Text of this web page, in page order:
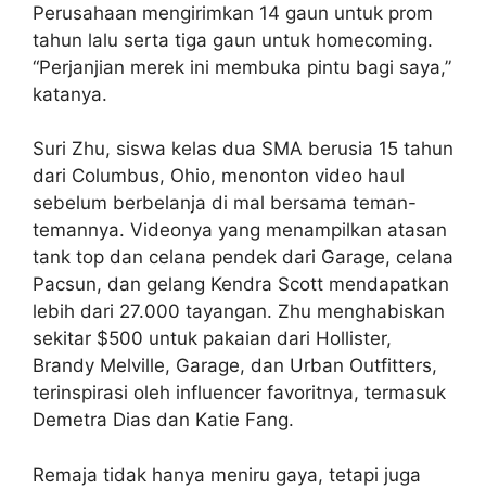
Perusahaan mengirimkan 14 gaun untuk prom
tahun lalu serta tiga gaun untuk homecoming.
“Perjanjian merek ini membuka pintu bagi saya,”
katanya.
Suri Zhu, siswa kelas dua SMA berusia 15 tahun
dari Columbus, Ohio, menonton video haul
sebelum berbelanja di mal bersama teman-
temannya. Videonya yang menampilkan atasan
tank top dan celana pendek dari Garage, celana
Pacsun, dan gelang Kendra Scott mendapatkan
lebih dari 27.000 tayangan. Zhu menghabiskan
sekitar $500 untuk pakaian dari Hollister,
Brandy Melville, Garage, dan Urban Outfitters,
terinspirasi oleh influencer favoritnya, termasuk
Demetra Dias dan Katie Fang.
Remaja tidak hanya meniru gaya, tetapi juga